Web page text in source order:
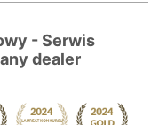
- Serwis
dealer